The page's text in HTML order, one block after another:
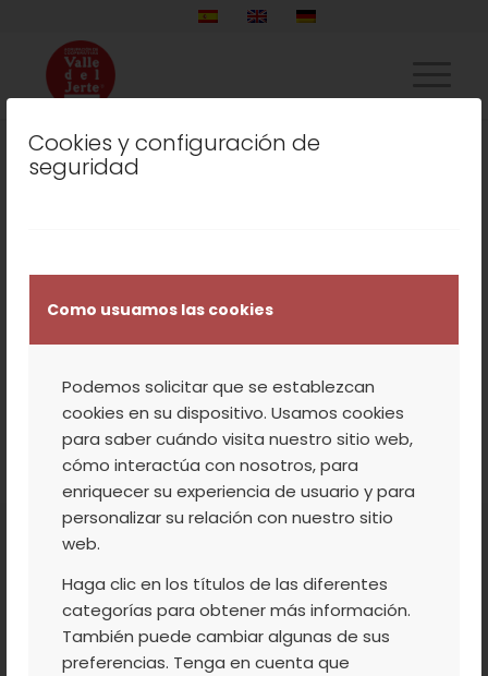
Cookies y configuración de
seguridad
Como usuamos las cookies
Podemos solicitar que se establezcan
cookies en su dispositivo. Usamos cookies
para saber cuándo visita nuestro sitio web,
cómo interactúa con nosotros, para
enriquecer su experiencia de usuario y para
personalizar su relación con nuestro sitio
web.
Haga clic en los títulos de las diferentes
categorías para obtener más información.
También puede cambiar algunas de sus
preferencias. Tenga en cuenta que
productos.
Tu carrito está vacío.
Volver a la tienda
© 2025
AGRUPACIÓN
DE
COOPERATIVAS
VALLE DEL JERTE
S.COOP
Aviso
Legal
|Codiciones
de Venta
|Canal
Denuncias